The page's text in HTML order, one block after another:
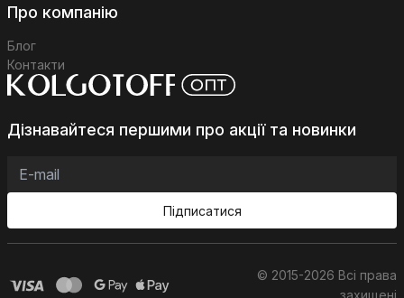
Про компанію
Блог
Контакти
Дізнавайтеся першими про акції та новинки
Підписатися
© 2015-2026 Всі права
захищені